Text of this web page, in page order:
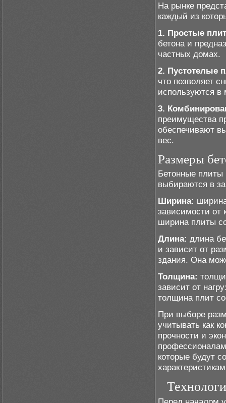
На рынке
каждый из
1. Простые
бетона и
частных домах.
2. Пустотелые
что позволяет
используются в
3.
преимущества
обеспечивают
вес.
Размеры
Бетонные
выбираются в
Ширина:
зависимости от
ширина плиты
Длина: длина
и зависит от
здания. Она
Толщина:
зависит от
толщина плит
При выборе
учитывать как
прочности и
которые будут